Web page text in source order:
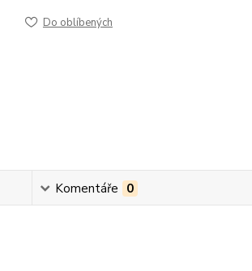
Do oblíbených
Komentáře 0